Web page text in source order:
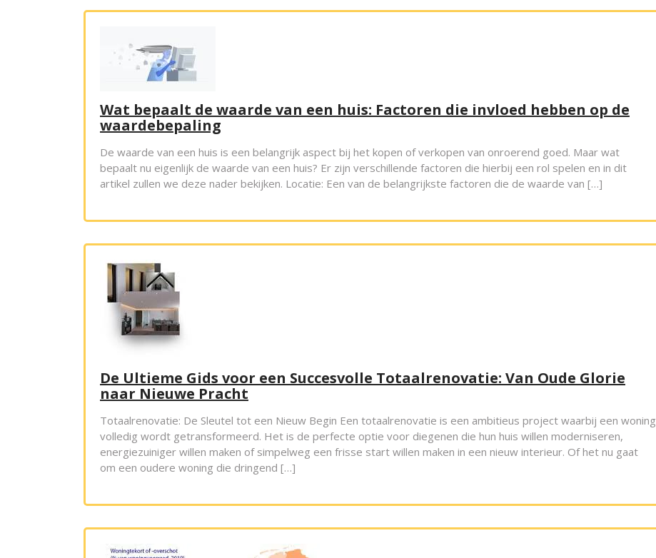
Wat bepaalt de waarde van een huis: Factoren die invloed hebben op de
waardebepaling
De waarde van een huis is een belangrijk aspect bij het kopen of verkopen van onroerend goed. Maar wat
bepaalt nu eigenlijk de waarde van een huis? Er zijn verschillende factoren die hierbij een rol spelen en in dit
artikel zullen we deze nader bekijken. Locatie: Een van de belangrijkste factoren die de waarde van […]
De Ultieme Gids voor een Succesvolle Totaalrenovatie: Van Oude Glorie
naar Nieuwe Pracht
Totaalrenovatie: De Sleutel tot een Nieuw Begin Een totaalrenovatie is een ambitieus project waarbij een woning
volledig wordt getransformeerd. Het is de perfecte optie voor diegenen die hun huis willen moderniseren,
energiezuiniger willen maken of simpelweg een frisse start willen maken in een nieuw interieur. Of het nu gaat
om een oudere woning die dringend […]